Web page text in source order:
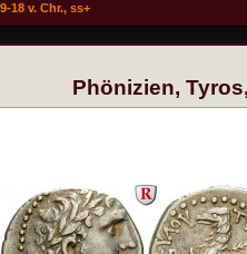
18 v. Chr., ss+
Phönizien,